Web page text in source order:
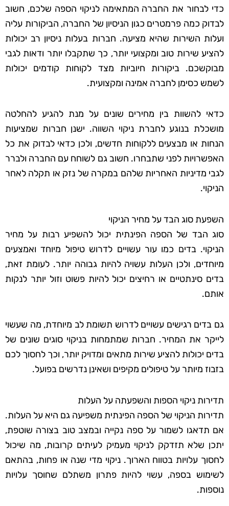
כדי לבחור את החברה המתאימה לניקוי הספה שלכם, חשוב
לבדוק כמה פרמטרים כגון הניסיון של החברה, הביקורות עליה
ועלות השירות שהיא מציעה. חברות בעלות ניסיון רב יכולות
להציע שירות טוב ומקצועי יותר, כך שתקבלו יותר ודאות לגבי
מבוקשכם. ביקורות חיוביות מצד לקוחות קודמים יכולות
לשמש כסימן לחברה אמינה ומקצועית.
כדאי להשוות בין מחירים שונים על מנת להגיע להחלטה
מושכלת בנוגע לחברת ניקוי השווה. ישנן חברות שמציעות
הנחות או מבצעים ללקוחות חדשים, ולכן כדאי לבדוק את כל
האפשרויות לפני שתבחרו. חשוב גם לשוחח עם החברה ולברר
לגבי מדיניות האחריות שלהם במקרה של נזק או תקלה לאחר
הניקוי.
השפעת סוג הבד על מחיר הניקוי
סוג הבד של הספה הפינתית יכול להשפיע רבות על מחיר
הניקוי. בדים כמו עור עשויים לדרוש טיפול מיוחד ואמצעים
מיוחדים, ולכן העלות עשויה להיות גבוהה יותר. לעומת זאת,
בדים סינתטיים או רחיצים יכול להיות פשוט וזול יותר לנקות
אותם.
גם בדים רגישים עשויים לדרוש תשומת לב מיוחדת, מה שעשוי
לייקר את המחיר. חברות שמתמחות בניקוי סוגים שונים של
בדים יכולות להציע שירות מתאים ומדויק יותר, וכך לחסוך לכם
בזבוז מיותר על טיפולים מקיפים ושאינן נדרשים בפועל.
תדירות ניקוי הספות והשפעתה על העלות
תדירות הניקוי של הספה הפינתית משפיעה גם היא על העלות.
אם תדאגו לשמור על ספה נקייה ובמצב טוב בצורה שוטפת,
יתכן שלא תזדקק לניקוי מעמיק לעיתים קרובות, מה שיכול
לחסוך עלויות בטווח הארוך. ניקוי מדי שנה או פחות, בהתאם
לשימוש בספה, עשוי להיות פתרון משתלם שחוסך עלויות
נוספות.